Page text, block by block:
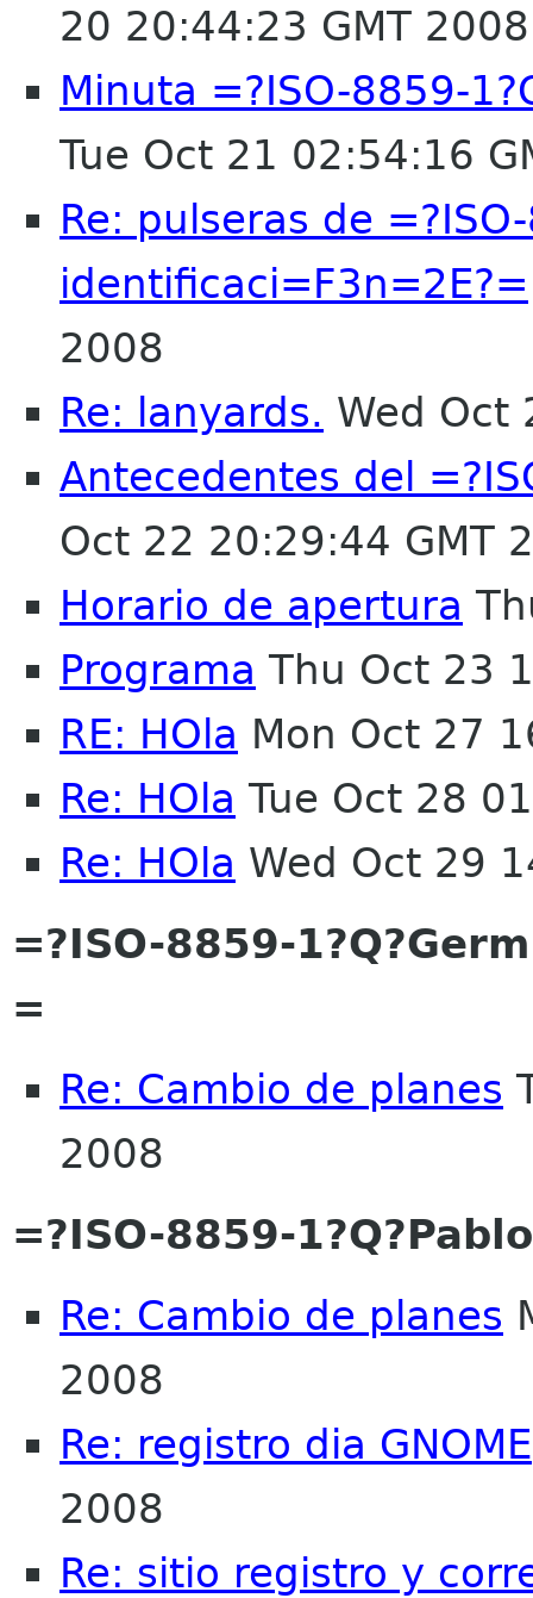
20 20:44:23 GMT 2008
Minuta =?ISO-8859-
Tue Oct 21 02:54:16
Re: pulseras de
identificaci=F3n=2E?=
2008
Re: lanyards. Wed Oct
Antecedentes del
Oct 22 20:29:44 GMT
Horario de apertura
Programa Thu Oct 23
RE: HOla Mon Oct 27
Re: HOla Tue Oct 28
Re: HOla Wed Oct 29
=?ISO-8859-
=
Re: Cambio de planes
2008
=?ISO-8859-
Re: Cambio de planes
2008
Re: registro dia GNOME
2008
Re: sitio registro y